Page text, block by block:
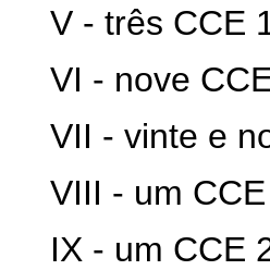
V - três CCE
VI - nove
VII - vinte e
VIII - um
IX - um CCE